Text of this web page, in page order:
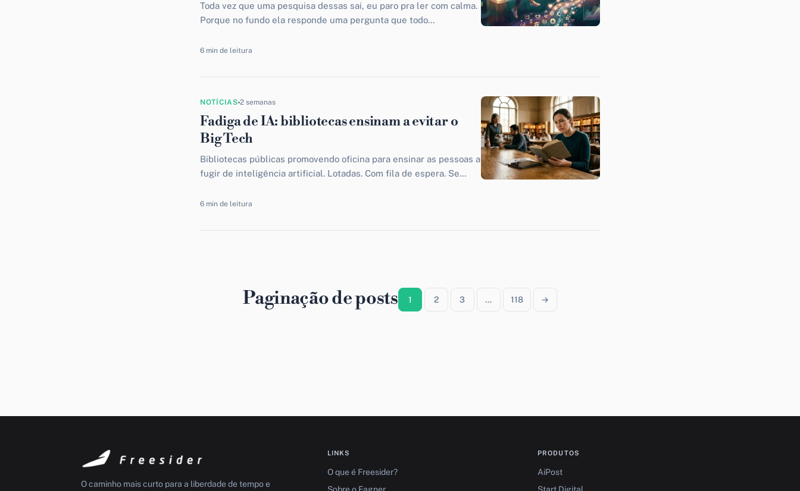
Toda vez que uma pesquisa dessas sai, eu paro pra ler com calma.
Porque no fundo ela responde uma pergunta que todo
6 min de leitura
NOTÍCIAS 2 semanas
Fadiga de IA: bibliotecas ensinam a evitar o
Big Tech
Bibliotecas públicas promovendo oficina para ensinar as pessoas a
fugir de inteligência artificial. Lotadas. Com fila de espera. Se
6 min de leitura
Paginação de posts 1 2 3 … 118 →
O caminho mais curto para a liberdade de tempo e
LINKS
O que é Freesider?
PRODUTOS
AiPost